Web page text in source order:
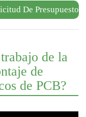
De Presupuesto
de la
de
de PCB?